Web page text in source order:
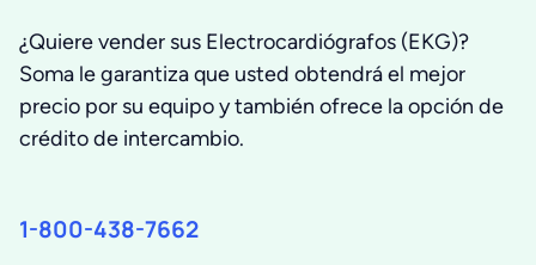
¿Quiere vender sus Electrocardiógrafos (EKG)?
Soma le garantiza que usted obtendrá el mejor
precio por su equipo y también ofrece la opción de
crédito de intercambio.
1-800-438-7662